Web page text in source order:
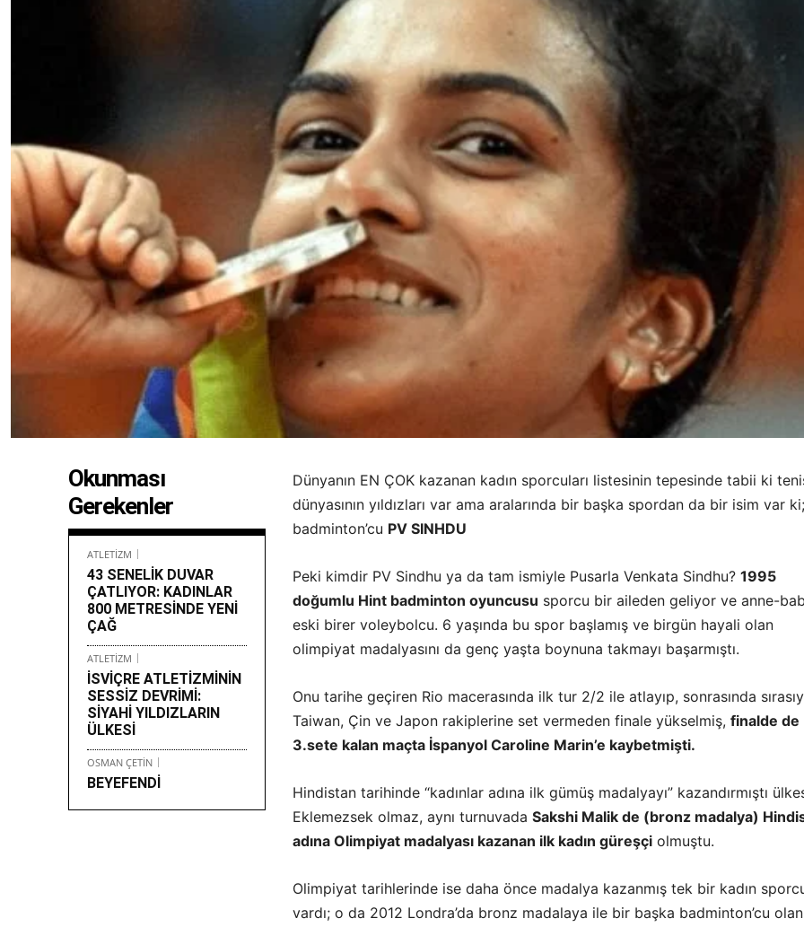
Okunması
Gerekenler
ATLETİZM
43 SENELİK DUVAR
ÇATLIYOR: KADINLAR
800 METRESİNDE YENİ
ÇAĞ
ATLETİZM
İSVİÇRE ATLETİZMİNİN
SESSİZ DEVRİMİ:
SİYAHİ YILDIZLARIN
ÜLKESİ
OSMAN ÇETİN
BEYEFENDİ
Dünyanın EN ÇOK kazanan kadın sporcuları listesinin tepesinde tabii ki
dünyasının yıldızları var ama aralarında bir başka spordan da bir isim var ki;
badminton’cu PV SINHDU
Peki kimdir PV Sindhu ya da tam ismiyle Pusarla Venkata Sindhu? 1995
doğumlu Hint badminton oyuncusu sporcu bir aileden geliyor ve anne-
eski birer voleybolcu. 6 yaşında bu spor başlamış ve birgün hayali olan
olimpiyat madalyasını da genç yaşta boynuna takmayı başarmıştı.
Onu tarihe geçiren Rio macerasında ilk tur 2/2 ile atlayıp, sonrasında
Taiwan, Çin ve Japon rakiplerine set vermeden finale yükselmiş, finalde de
3.sete kalan maçta İspanyol Caroline Marin’e kaybetmişti.
Hindistan tarihinde “kadınlar adına ilk gümüş madalyayı” kazandırmıştı
Eklemezsek olmaz, aynı turnuvada Sakshi Malik de (bronz madalya)
adına Olimpiyat madalyası kazanan ilk kadın güreşçi olmuştu.
Olimpiyat tarihlerinde ise daha önce madalya kazanmış tek bir kadın
vardı; o da 2012 Londra’da bronz madalaya ile bir başka badminton’cu olan